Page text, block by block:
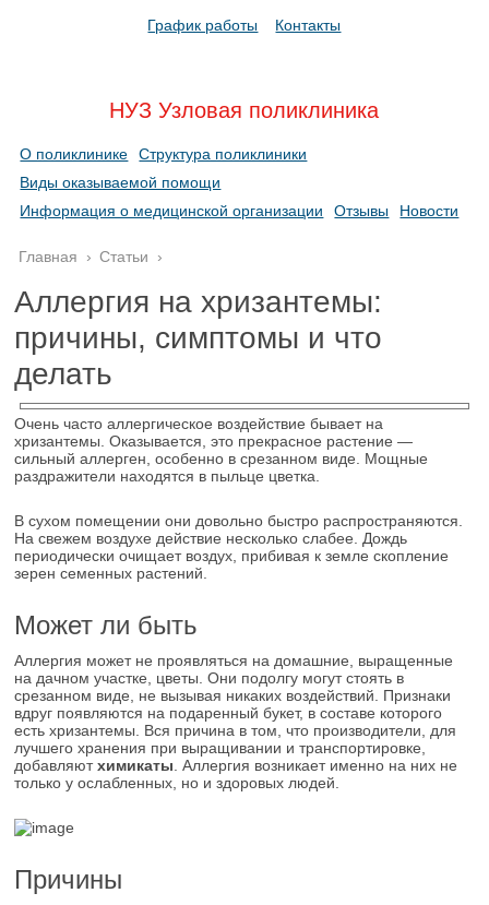
График работы Контакты
НУЗ Узловая поликлиника
О поликлинике
Структура поликлиники
Виды оказываемой помощи
Информация о медицинской организации
Отзывы Новости
Главная › Статьи ›
Аллергия на хризантемы:
причины, симптомы и что
делать
Очень часто аллергическое воздействие бывает на
хризантемы. Оказывается, это прекрасное растение —
сильный аллерген, особенно в срезанном виде. Мощные
раздражители находятся в пыльце цветка.
В сухом помещении они довольно быстро распространяются.
На свежем воздухе действие несколько слабее. Дождь
периодически очищает воздух, прибивая к земле скопление
зерен семенных растений.
Может ли быть
Аллергия может не проявляться на домашние, выращенные
на дачном участке, цветы. Они подолгу могут стоять в
срезанном виде, не вызывая никаких воздействий. Признаки
вдруг появляются на подаренный букет, в составе которого
есть хризантемы. Вся причина в том, что производители, для
лучшего хранения при выращивании и транспортировке,
добавляютхимикаты . Аллергия возникает именно на них не
только у ослабленных, но и здоровых людей.
Причины